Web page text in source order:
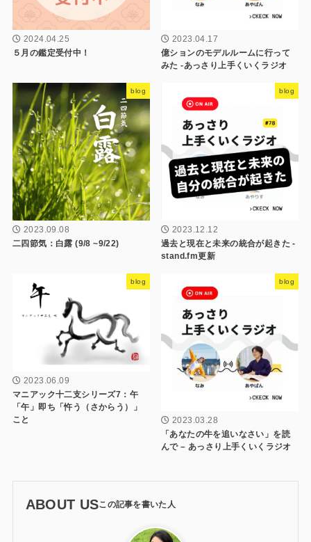
2024.04.25
５月の鑑定受付中！
2023.04.17
億ションのモデルルームに行って
みた -あっさり上手くいくラジオ
blog
2023.09.08
二四節気：白露 (9/8 ~9/22)
blog
2023.12.12
過去と現在と未来の統合が起きた -
stand.fm更新
blog
2023.06.09
マニアック十二支シリーズ7：午
「午」即ち「忤う（さからう）」
こと
blog
2023.03.28
「あなたの牛を追いなさい」を読
んで – あっさり上手くいくラジオ
ABOUT US